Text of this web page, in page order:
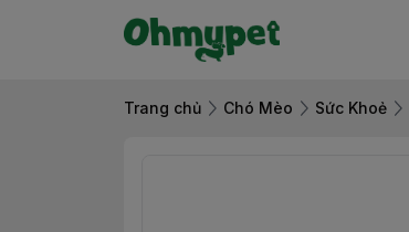
Trang chủ Chó Mèo Sức Khoẻ